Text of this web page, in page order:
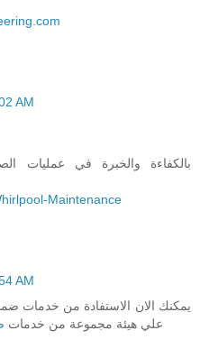
AM
بالكفاءة والخبرة في عمليات
Maintenance
AM
يمكنك الان الاستفادة من خدمات
علي هيئة مجموعة من خدمات